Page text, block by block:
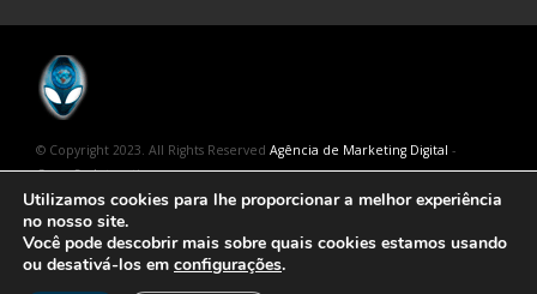
© Copyright 2023. All Rights Reserved Agência de Marketing Digital -
Geração Interativa
Utilizamos cookies para lhe proporcionar a melhor experiência
no nosso site.
Você pode descobrir mais sobre quais cookies estamos usando
ou desativá-los em configurações.